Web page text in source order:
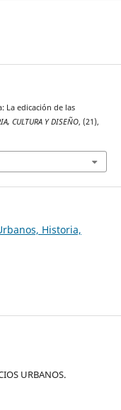
La edicación de las
CULTURA Y DISEÑO, (21),
Historia,
URBANOS.